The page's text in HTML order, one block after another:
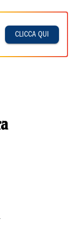
CLICCA QUI